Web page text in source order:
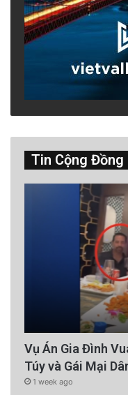
Tin Cộng Đồng
Vụ Án Gia Đình
Túy và Gái Mại
1 week ago